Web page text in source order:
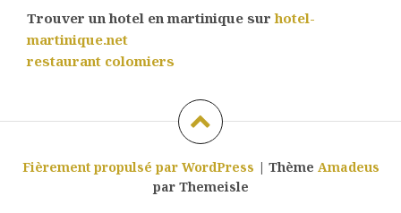
Trouver un hotel en martinique surhotel-
martinique.net
restaurant colomiers
Fièrement propulsé par WordPress | Thème Amadeus
par Themeisle